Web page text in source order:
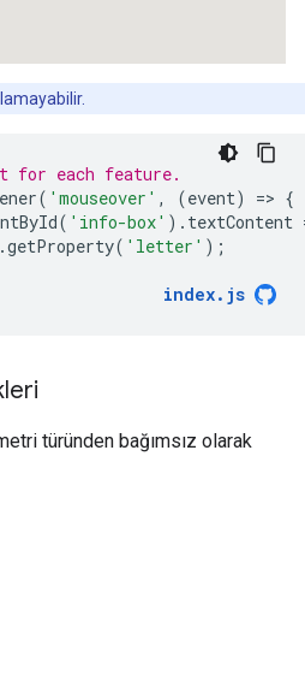
for each feature.
( 'mouseover' , (event) => {
( 'info-box' ). textContent
.getProperty( 'letter' );
index. js
türünden bağımsız olarak